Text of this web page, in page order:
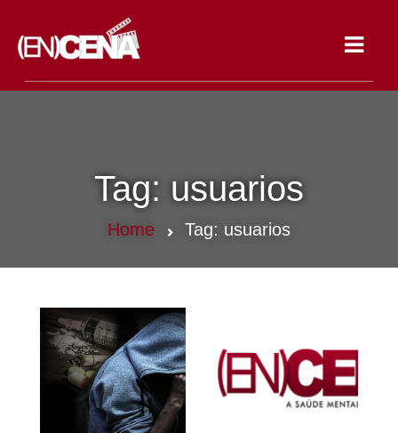
Tag: usuarios
Home Tag: usuarios